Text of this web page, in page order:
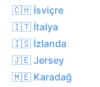
🇨🇭 İsviçre
🇮🇹 İtalya
🇮🇸 İzlanda
🇯🇪 Jersey
🇲🇪 Karadağ